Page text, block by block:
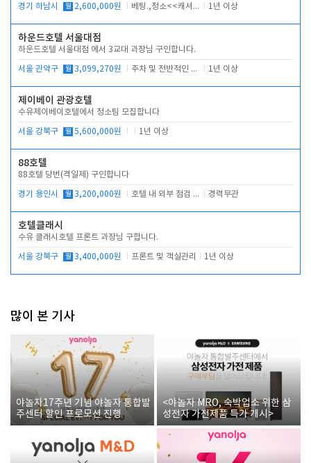
경기 하남시 월 2,600,000원 베팅.,청소<<캐셔 모셔봅니다. 1년 이상
하운드호텔 서울대점
하운드호텔 서울대점 에서 3교대 과장님 구인합니다.
서울 관악구 월 3,099,270원 주차 및 전반적인 당번업무 1년 이상
제이베이 관광호텔
수유제이베이호텔에서 청소팀 모집합니다
서울 강북구 월 5,600,000원 1년 이상
88호텔
88호텔 당번(격일제) 구인합니다
경기 용인시 월 3,200,000원 호텔 내 외부 점검 및 프런트 운영 경력무관
호텔클래시
수유 클래시호텔 프론트 과장님 구합니다.
서울 강북구 월 3,400,000원 프론트 및 객실관리 1년 이상
많이 본 기사
야놀자17주년 기념 야놀자 통합발
주센터 할인 프로모션 진행
<야놀자 MRO, 숙박업소 위한 삼
성전자 가전제품 특가 개시>